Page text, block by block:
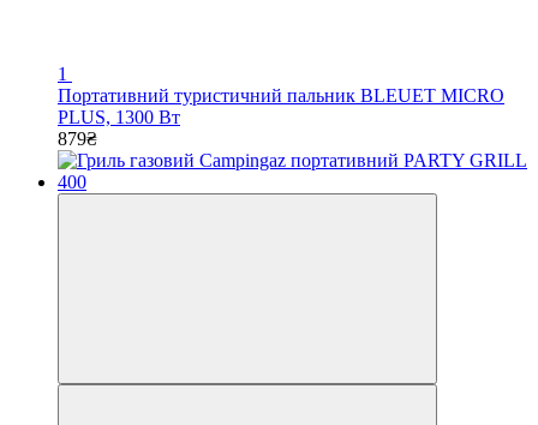
1
Портативний туристичний пальник BLEUET MICRO
PLUS, 1300 Вт
879₴